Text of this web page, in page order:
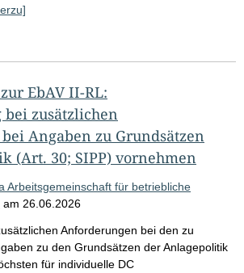
EbAV II-RL:
zusätzlichen
Angaben zu Grundsätzen
(Art. 30; SIPP) vornehmen
Arbeitsgemeinschaft für betriebliche
am 26.06.2026
Anforderungen bei den zu
zu den Grundsätzen der Anlagepolitik
für individuelle DC